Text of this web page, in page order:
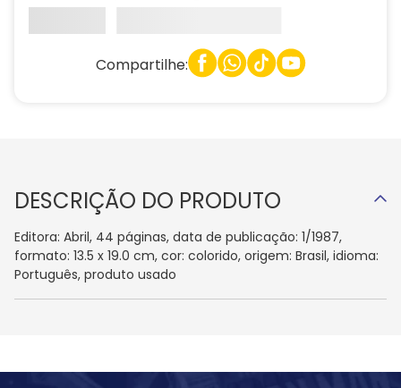
Compartilhe:
DESCRIÇÃO DO PRODUTO
Editora: Abril, 44 páginas, data de publicação: 1/1987,
formato: 13.5 x 19.0 cm, cor: colorido, origem: Brasil, idioma:
Português, produto usado